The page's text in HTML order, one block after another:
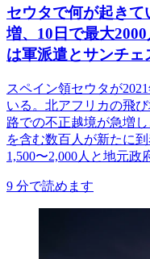
セウタで何が起き
増、10日で最大
は軍派遣とサンチェ
スペイン領セウタが
いる。北アフリカの飛
路での不正越境が急増
を含む数百人が新たに
1,500〜2,000人と地元政
9 分で読めます